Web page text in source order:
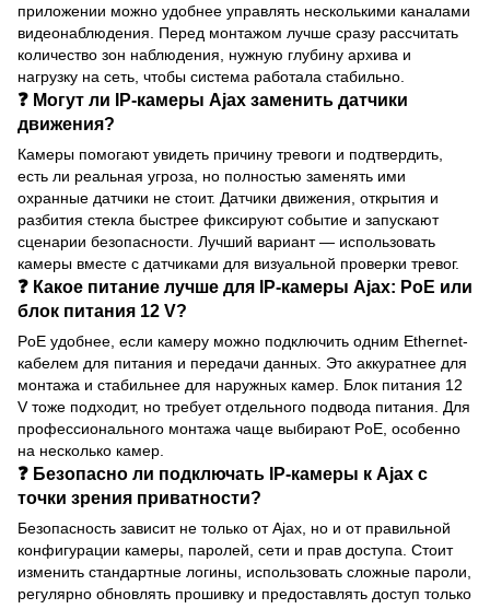
приложении можно удобнее управлять несколькими каналами
видеонаблюдения. Перед монтажом лучше сразу рассчитать
количество зон наблюдения, нужную глубину архива и
нагрузку на сеть, чтобы система работала стабильно.
❓ Могут ли IP-камеры Ajax заменить датчики
движения?
Камеры помогают увидеть причину тревоги и подтвердить,
есть ли реальная угроза, но полностью заменять ими
охранные датчики не стоит. Датчики движения, открытия и
разбития стекла быстрее фиксируют событие и запускают
сценарии безопасности. Лучший вариант — использовать
камеры вместе с датчиками для визуальной проверки тревог.
❓ Какое питание лучше для IP-камеры Ajax: PoE или
блок питания 12 V?
PoE удобнее, если камеру можно подключить одним Ethernet-
кабелем для питания и передачи данных. Это аккуратнее для
монтажа и стабильнее для наружных камер. Блок питания 12
V тоже подходит, но требует отдельного подвода питания. Для
профессионального монтажа чаще выбирают PoE, особенно
на несколько камер.
❓ Безопасно ли подключать IP-камеры к Ajax с
точки зрения приватности?
Безопасность зависит не только от Ajax, но и от правильной
конфигурации камеры, паролей, сети и прав доступа. Стоит
изменить стандартные логины, использовать сложные пароли,
регулярно обновлять прошивку и предоставлять доступ только